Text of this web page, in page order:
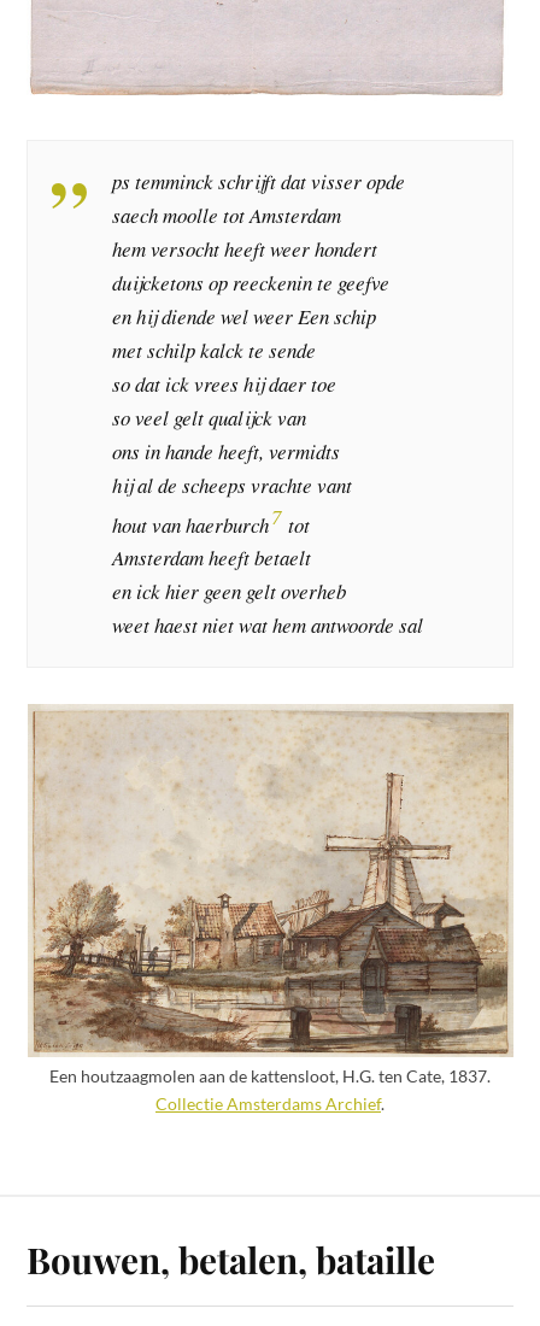
ps temminck schrijft dat visser opde
saech moolle tot Amsterdam
hem versocht heeft weer hondert
duijcketons op reeckenin te geefve
en hij diende wel weer Een schip
met schilp kalck te sende
so dat ick vrees hij daer toe
so veel gelt qualijck van
ons in hande heeft, vermidts
hij al de scheeps vrachte vant
hout van haerburch7 tot
Amsterdam heeft betaelt
en ick hier geen gelt overheb
weet haest niet wat hem antwoorde sal
Een houtzaagmolen aan de kattensloot, H.G. ten Cate, 1837.
Collectie Amsterdams Archief.
Bouwen, betalen, bataille